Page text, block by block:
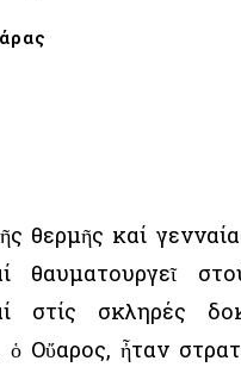
θερμῆς καί
θαυματουργεῖ
στίς σκληρές
ὁ Οὔαρος, ἦταν